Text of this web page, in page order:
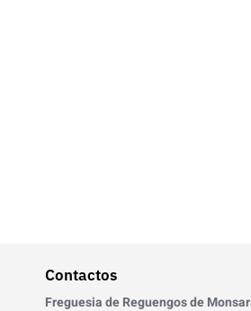
Contactos
Freguesia de Reguengos de